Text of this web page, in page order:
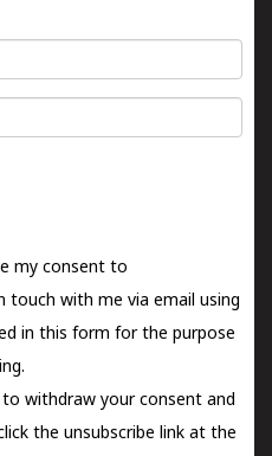
my consent to
touch with me via email using
in this form for the purpose
withdraw your consent and
the unsubscribe link at the